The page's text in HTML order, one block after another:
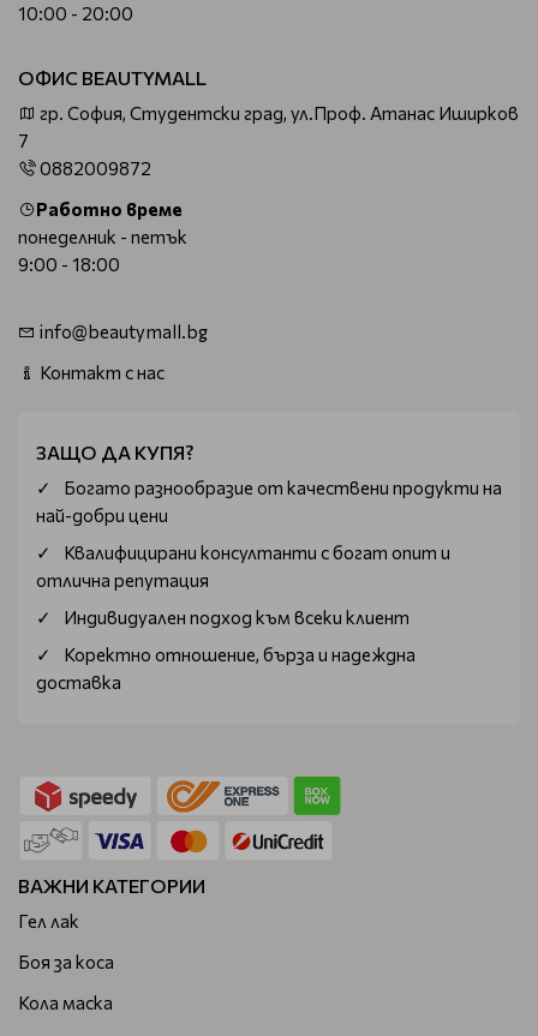
10:00 - 20:00
ОФИС BEAUTYMALL
гр. София, Студентски град, ул.Проф. Атанас Иширков
7
0882009872
Работно време
понеделник - петък
9:00 - 18:00
info@beautymall.bg
Контакт с нас
ЗАЩО ДА КУПЯ?
Богатo разнообразие от качествени продукти на
най-добри цени
Квалифицирани консултанти с богат опит и
отлична репутация
Индивидуален подход към всеки клиент
Коректно отношение, бърза и надеждна
доставка
ВАЖНИ КАТЕГОРИИ
Гел лак
Боя за коса
Кола маска